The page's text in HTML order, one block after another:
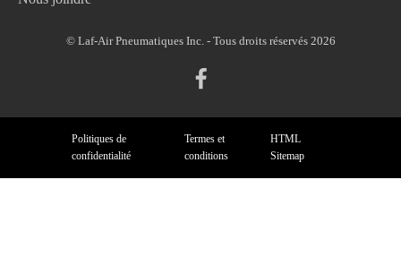
© Laf-Air Pneumatiques Inc. - Tous droits réservés 2026
Politiques de
confidentialité
Termes et
conditions
HTML
Sitemap